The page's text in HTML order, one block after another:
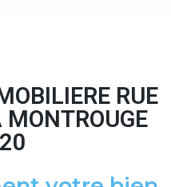
RUE
MONTROUGE